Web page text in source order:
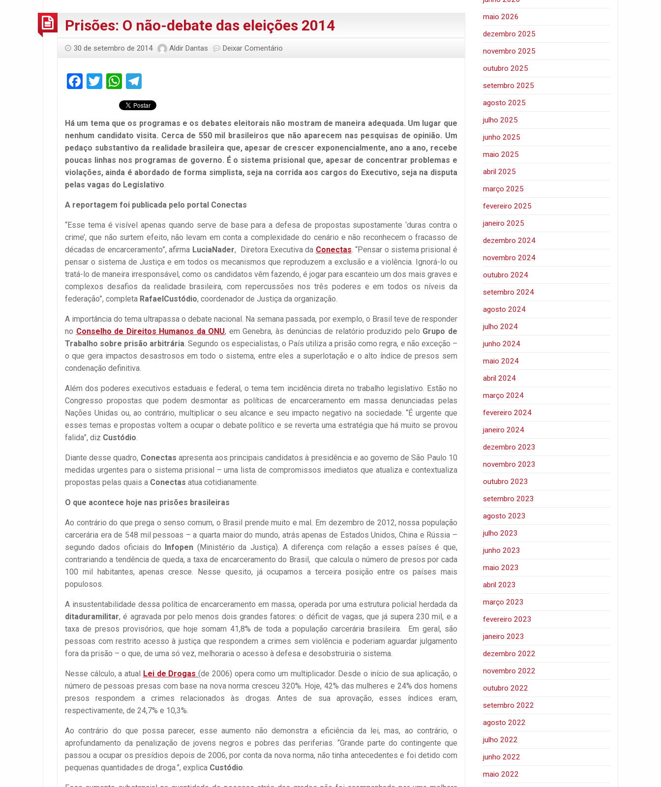
Prisões: O não-debate das eleições 2014
30 de setembro de 2014 Aldir Dantas Deixar Comentário
Facebook
TwitterWhatsApp
Há um tema que os programas e os debates eleitorais não mostram de maneira adequada. Um lugar que
nenhum candidato visita. Cerca de 550 mil brasileiros que não aparecem nas pesquisas de opinião. Um
pedaço substantivo da realidade brasileira que, apesar de crescer exponencialmente, ano a ano, recebe
poucas linhas nos programas de governo. É o sistema prisional que, apesar de concentrar problemas e
violações, ainda é abordado de forma simplista, seja na corrida aos cargos do Executivo, seja na disputa
pelas vagas do Legislativo.
A reportagem foi publicada pelo portal Conectas
“Esse tema é visível apenas quando serve de base para a defesa de propostas supostamente ‘duras contra o
crime’, que não surtem efeito, não levam em conta a complexidade do cenário e não reconhecem o fracasso de
décadas de encarceramento”, afirma LuciaNader, Diretora Executiva da Conectas. “Pensar o sistema prisional é
pensar o sistema de Justiça e em todos os mecanismos que reproduzem a exclusão e a violência. Ignorá-lo ou
tratá-lo de maneira irresponsável, como os candidatos vêm fazendo, é jogar para escanteio um dos mais graves e
complexos desafios da realidade brasileira, com repercussões nos três poderes e em todos os níveis da
federação”, completa RafaelCustódio, coordenador de Justiça da organização.
A importância do tema ultrapassa o debate nacional. Na semana passada, por exemplo, o Brasil teve de responder
no Conselho de Direitos Humanos da ONU, em Genebra, às denúncias de relatório produzido pelo Grupo de
Trabalho sobre prisão arbitrária. Segundo os especialistas, o País utiliza a prisão como regra, e não exceção –
o que gera impactos desastrosos em todo o sistema, entre eles a superlotação e o alto índice de presos sem
condenação definitiva.
Além dos poderes executivos estaduais e federal, o tema tem incidência direta no trabalho legislativo. Estão no
Congresso propostas que podem desmontar as políticas de encarceramento em massa denunciadas pelas
Nações Unidas ou, ao contrário, multiplicar o seu alcance e seu impacto negativo na sociedade. “É urgente que
esses temas e propostas voltem a ocupar o debate político e se reverta uma estratégia que há muito se provou
falida”, diz Custódio.
Diante desse quadro, Conectas apresenta aos principais candidatos à presidência e ao governo de São Paulo 10
medidas urgentes para o sistema prisional – uma lista de compromissos imediatos que atualiza e contextualiza
propostas pelas quais a Conectas atua cotidianamente.
O que acontece hoje nas prisões brasileiras
Ao contrário do que prega o senso comum, o Brasil prende muito e mal. Em dezembro de 2012, nossa população
carcerária era de 548 mil pessoas – a quarta maior do mundo, atrás apenas de Estados Unidos, China e Rússia –
segundo dados oficiais do Infopen (Ministério da Justiça). A diferença com relação a esses países é que,
contrariando a tendência de queda, a taxa de encarceramento do Brasil, que calcula o número de presos por cada
100 mil habitantes, apenas cresce. Nesse quesito, já ocupamos a terceira posição entre os países mais
populosos.
A insustentabilidade dessa política de encarceramento em massa, operada por uma estrutura policial herdada da
ditaduramilitar, é agravada por pelo menos dois grandes fatores: o déficit de vagas, que já supera 230 mil, e a
taxa de presos provisórios, que hoje somam 41,8% de toda a população carcerária brasileira. Em geral, são
pessoas com restrito acesso à justiça que respondem a crimes sem violência e poderiam aguardar julgamento
fora da prisão – o que, de uma só vez, melhoraria o acesso à defesa e desobstruiria o sistema.
Nesse cálculo, a atual Lei de Drogas(de 2006) opera como um multiplicador. Desde o início de sua aplicação, o
número de pessoas presas com base na nova norma cresceu 320%. Hoje, 42% das mulheres e 24% dos homens
presos respondem a crimes relacionados às drogas. Antes de sua aprovação, esses índices eram,
respectivamente, de 24,7% e 10,3%.
Ao contrário do que possa parecer, esse aumento não demonstra a eficiência da lei, mas, ao contrário, o
aprofundamento da penalização de jovens negros e pobres das periferias. “Grande parte do contingente que
passou a ocupar os presídios depois de 2006, por conta da nova norma, não tinha antecedentes e foi detido com
pequenas quantidades de droga.”, explica Custódio.
maio 2026
dezembro 2025
novembro 2025
outubro 2025
setembro 2025
agosto 2025
julho 2025
junho 2025
maio 2025
abril 2025
março 2025
fevereiro 2025
janeiro 2025
dezembro 2024
novembro 2024
outubro 2024
setembro 2024
agosto 2024
julho 2024
junho 2024
maio 2024
abril 2024
março 2024
fevereiro 2024
janeiro 2024
dezembro 2023
novembro 2023
outubro 2023
setembro 2023
agosto 2023
julho 2023
junho 2023
maio 2023
abril 2023
março 2023
fevereiro 2023
janeiro 2023
dezembro 2022
novembro 2022
outubro 2022
setembro 2022
agosto 2022
julho 2022
junho 2022
maio 2022